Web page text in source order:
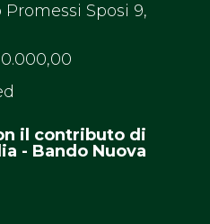
Sposi 9,
il contributo di
- Bando Nuova